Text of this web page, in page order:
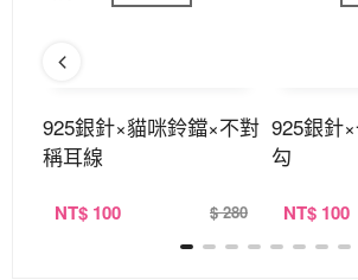
925銀針×貓咪鈴鐺×不對
稱耳線
NT$ 100 $ 280
925銀針
勾
NT$ 100